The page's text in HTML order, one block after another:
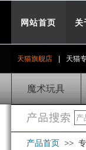
网站首页 关
天猫旗舰店 天猫
魔术玩具
产品首页 >>